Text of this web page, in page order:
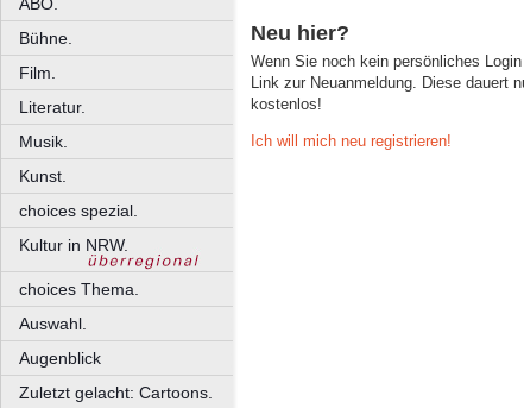
Bühne.
Film.
Literatur.
Musik.
Kunst.
choices spezial.
Kultur in NRW.
choices Thema.
Auswahl.
Augenblick
Zuletzt gelacht: Cartoons.
Neu hier?
Wenn Sie noch kein persönliches
Link zur Neuanmeldung. Diese dauert
kostenlos!
Ich will mich neu registrieren!